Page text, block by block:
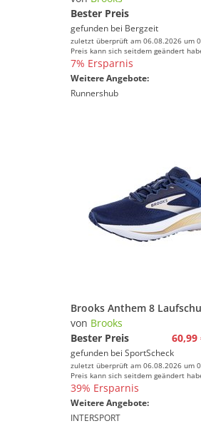
Bester Preis
gefunden bei Bergzeit
zuletzt überprüft am 06.08.2026 um
Preis kann sich seitdem geändert
7% Ersparnis
Weitere Angebote:
Runnershub
von Brooks
Bester Preis
60,99
gefunden bei SportScheck
zuletzt überprüft am 06.08.2026 um
Preis kann sich seitdem geändert
39% Ersparnis
Weitere Angebote:
INTERSPORT